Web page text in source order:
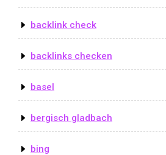
backlink check
backlinks checken
basel
bergisch gladbach
bing